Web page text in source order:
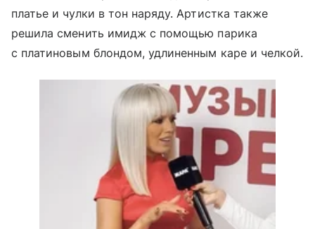
платье и чулки в тон наряду. Артистка также
решила сменить имидж с помощью парика
с платиновым блондом, удлиненным каре и челкой.